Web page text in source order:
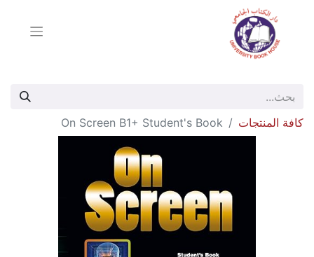
كافة المنتجات On Screen B1+ Student's Book